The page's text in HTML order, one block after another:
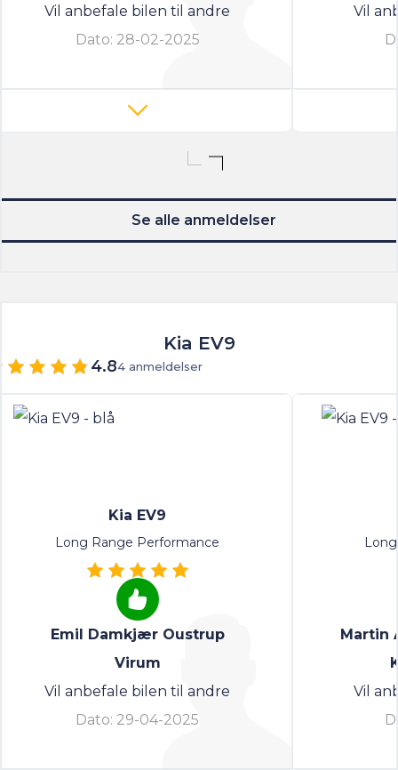
Vil anbefale bilen til andre
Dato: 28-02-2025
Vil
Se alle anmeldelser
Kia EV9
4.84 anmeldelser
Kia EV9
Long Range Performance
Emil Damkjær Oustrup
Virum
Vil anbefale bilen til andre
Dato: 29-04-2025
Martin
Vil